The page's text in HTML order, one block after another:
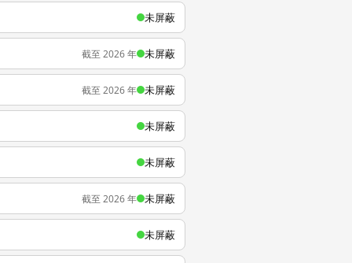
未屏蔽
截至 2026 年 未屏蔽
截至 2026 年 未屏蔽
未屏蔽
未屏蔽
截至 2026 年 未屏蔽
未屏蔽